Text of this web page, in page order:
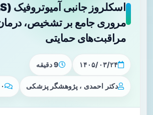
مروری جامع بر تشخیص،
مراقبت‌های حمایتی
۱۴۰۵/۰۳/۲۴ 9 دقیقه
دکتر احمدی ، پژوهشگر پزشکی ۰ نظر